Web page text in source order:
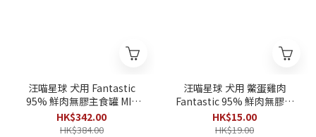
汪喵星球 犬用 Fantastic
95% 鮮肉無膠主食罐 MIX
80g x 24罐
HK$342.00
HK$384.00
汪喵星球 犬用 鱉蛋雞肉
Fantastic 95% 鮮肉無膠主
食罐 80g
HK$15.00
HK$19.00